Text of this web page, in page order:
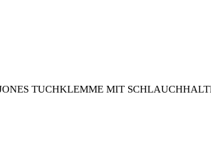
TUCHKLEMME MIT